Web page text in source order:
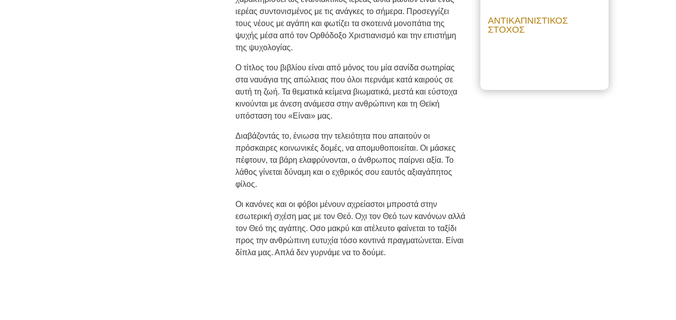
ιερέας συντονισμένος με τις ανάγκες το σήμερα. Προσεγγίζει
τους νέους με αγάπη και φωτίζει τα σκοτεινά μονοπάτια της
ψυχής μέσα από τον Ορθόδοξο Χριστιανισμό και την επιστήμη
της ψυχολογίας.
Ο τίτλος του βιβλίου είναι από μόνος του μία σανίδα σωτηρίας
στα ναυάγια της απώλειας που όλοι περνάμε κατά καιρούς σε
αυτή τη ζωή. Τα θεματικά κείμενα βιωματικά, μεστά και εύστοχα
κινούνται με άνεση ανάμεσα στην ανθρώπινη και τη Θεϊκή
υπόσταση του «Είναι» μας.
Διαβάζοντάς το, ένιωσα την τελειότητα που απαιτούν οι
πρόσκαιρες κοινωνικές δομές, να απομυθοποιείται. Οι μάσκες
πέφτουν, τα βάρη ελαφρύνονται, ο άνθρωπος παίρνει αξία. Το
λάθος γίνεται δύναμη και ο εχθρικός σου εαυτός αξιαγάπητος
φίλος.
Οι κανόνες και οι φόβοι μένουν αχρείαστοι μπροστά στην
εσωτερική σχέση μας με τον Θεό. Οχι τον Θεό των κανόνων αλλά
τον Θεό της αγάπης. Οσο μακρύ και ατέλευτο φαίνεται το ταξίδι
προς την ανθρώπινη ευτυχία τόσο κοντινά πραγματώνεται. Είναι
δίπλα μας. Απλά δεν γυρνάμε να το δούμε.
ΑΝΤΙΚΑΠΝΙΣΤΙΚΟΣ
ΣΤΟΧΟΣ